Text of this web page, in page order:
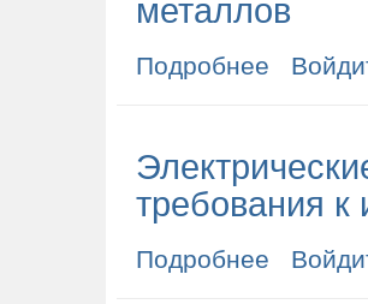
металлов
Подробнее о Глоссарий
требования к
Подробнее о